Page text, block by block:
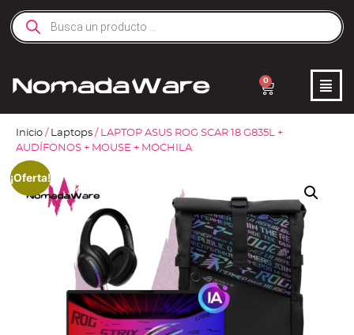
0
Inicio / Laptops / LAPTOP ASUS ROG SCAR 18 G835L +
AUDÍFONOS + MOUSE + MOCHILA
¡Oferta!